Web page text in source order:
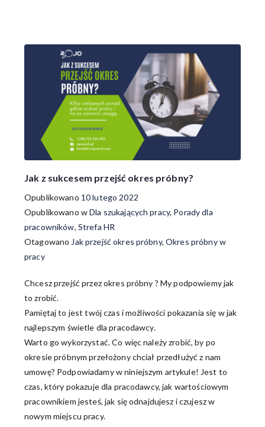
Jak z sukcesem przejść okres próbny?
Opublikowano 10 lutego 2022
Opublikowano wDla szukających pracy, Porady dla
pracowników, Strefa HR
Otagowano Jak przejść okres próbny,Okres próbny w
pracy
Chcesz przejść przez okres próbny ? My podpowiemy jak
to zrobić.
Pamiętaj to jest twój czas i możliwości pokazania się w jak
najlepszym świetle dla pracodawcy.
Warto go wykorzystać. Co więc należy zrobić, by po
okresie próbnym przełożony chciał przedłużyć z nam
umowę? Podpowiadamy w niniejszym artykule! Jest to
czas, który pokazuje dla pracodawcy, jak wartościowym
pracownikiem jesteś, jak się odnajdujesz i czujesz w
nowym miejscu pracy.